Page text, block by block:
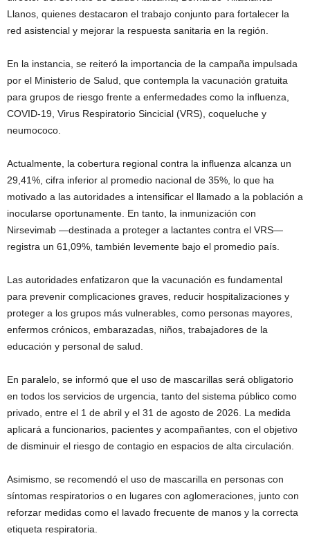
Llanos, quienes destacaron el trabajo conjunto para fortalecer la
red asistencial y mejorar la respuesta sanitaria en la región.
En la instancia, se reiteró la importancia de la campaña impulsada
por el Ministerio de Salud, que contempla la vacunación gratuita
para grupos de riesgo frente a enfermedades como la influenza,
COVID-19, Virus Respiratorio Sincicial (VRS), coqueluche y
neumococo.
Actualmente, la cobertura regional contra la influenza alcanza un
29,41%, cifra inferior al promedio nacional de 35%, lo que ha
motivado a las autoridades a intensificar el llamado a la población a
inocularse oportunamente. En tanto, la inmunización con
Nirsevimab —destinada a proteger a lactantes contra el VRS—
registra un 61,09%, también levemente bajo el promedio país.
Las autoridades enfatizaron que la vacunación es fundamental
para prevenir complicaciones graves, reducir hospitalizaciones y
proteger a los grupos más vulnerables, como personas mayores,
enfermos crónicos, embarazadas, niños, trabajadores de la
educación y personal de salud.
En paralelo, se informó que el uso de mascarillas será obligatorio
en todos los servicios de urgencia, tanto del sistema público como
privado, entre el 1 de abril y el 31 de agosto de 2026. La medida
aplicará a funcionarios, pacientes y acompañantes, con el objetivo
de disminuir el riesgo de contagio en espacios de alta circulación.
Asimismo, se recomendó el uso de mascarilla en personas con
síntomas respiratorios o en lugares con aglomeraciones, junto con
reforzar medidas como el lavado frecuente de manos y la correcta
etiqueta respiratoria.